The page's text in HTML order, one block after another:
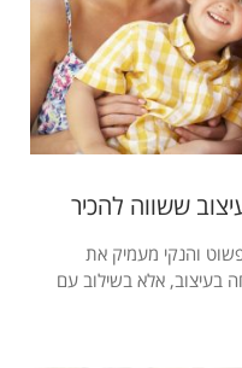
ששווה להכיר
והנקי מעמיק את
בעיצוב, אלא בשילוב עם